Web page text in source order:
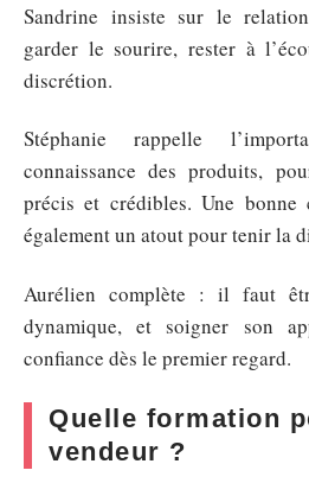
Sandrine insiste sur le
garder le sourire, rester à
discrétion.
Stéphanie rappelle
connaissance des produits,
précis et crédibles. Une bonne
également un atout pour tenir la
Aurélien complète : il faut
dynamique, et soigner son
confiance dès le premier regard.
Quelle formation
vendeur ?